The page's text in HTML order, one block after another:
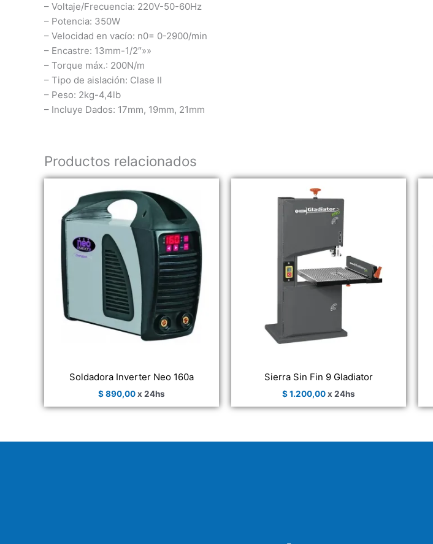
– Voltaje/Frecuencia: 220V-50-60Hz
– Potencia: 350W
– Velocidad en vacío: n0= 0-2900/min
– Encastre: 13mm-1/2″»»
– Torque máx.: 200N/m
– Tipo de aislación: Clase II
– Peso: 2kg-4,4lb
– Incluye Dados: 17mm, 19mm, 21mm
Productos relacionados
Soldadora Inverter Neo 160a
$890,00x 24hs
Sierra Sin Fin 9 Gladiator
$1.200,00x 24hs